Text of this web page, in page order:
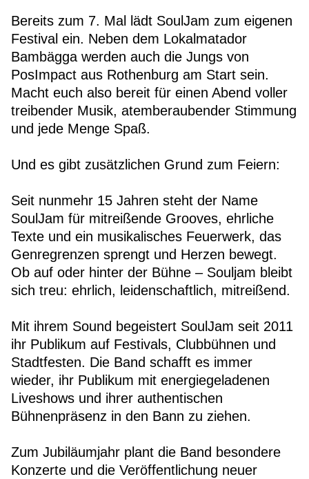
Bereits zum 7. Mal lädt SoulJam zum eigenen
Festival ein. Neben dem Lokalmatador
Bambägga werden auch die Jungs von
PosImpact aus Rothenburg am Start sein.
Macht euch also bereit für einen Abend voller
treibender Musik, atemberaubender Stimmung
und jede Menge Spaß.
Und es gibt zusätzlichen Grund zum Feiern:
Seit nunmehr 15 Jahren steht der Name
SoulJam für mitreißende Grooves, ehrliche
Texte und ein musikalisches Feuerwerk, das
Genregrenzen sprengt und Herzen bewegt.
Ob auf oder hinter der Bühne – Souljam bleibt
sich treu: ehrlich, leidenschaftlich, mitreißend.
Mit ihrem Sound begeistert SoulJam seit 2011
ihr Publikum auf Festivals, Clubbühnen und
Stadtfesten. Die Band schafft es immer
wieder, ihr Publikum mit energiegeladenen
Liveshows und ihrer authentischen
Bühnenpräsenz in den Bann zu ziehen.
Zum Jubiläumjahr plant die Band besondere
Konzerte und die Veröffentlichung neuer